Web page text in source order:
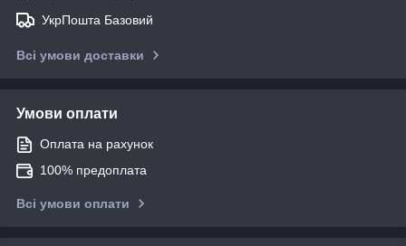
УкрПошта Базовий
Всі умови доставки
Умови оплати
Оплата на рахунок
100% предоплата
Всі умови оплати